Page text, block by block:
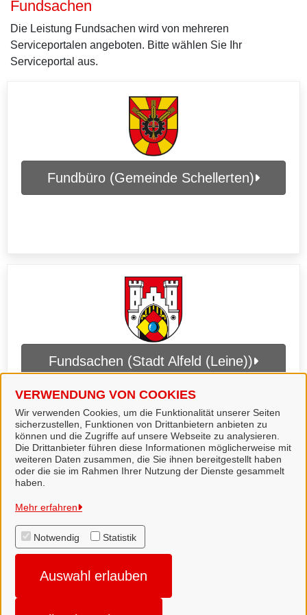
VERWENDUNG VON COOKIES
Wir verwenden Cookies, um die Funktionalität unserer Seiten
sicherzustellen, Funktionen von Drittanbietern anbieten zu
können und die Zugriffe auf unsere Webseite zu analysieren.
Die Drittanbieter führen diese Informationen möglicherweise mit
weiteren Daten zusammen, die Sie ihnen bereitgestellt haben
oder die sie im Rahmen Ihrer Nutzung der Dienste gesammelt
haben.
Mehr erfahren
Notwendig Statistik
Auswahl erlauben
Fundsachen
Die Leistung Fundsachen wird von mehreren
Serviceportalen angeboten. Bitte wählen Sie Ihr
Serviceportal aus.
Fundbüro (Gemeinde Schellerten)
Fundsachen (Stadt Alfeld (Leine))
Landkreis Hildesheim
Alle Rechte vorbehalten